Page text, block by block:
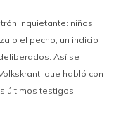
inquietante: niños
o el pecho, un indicio
Así se
que habló con
últimos testigos